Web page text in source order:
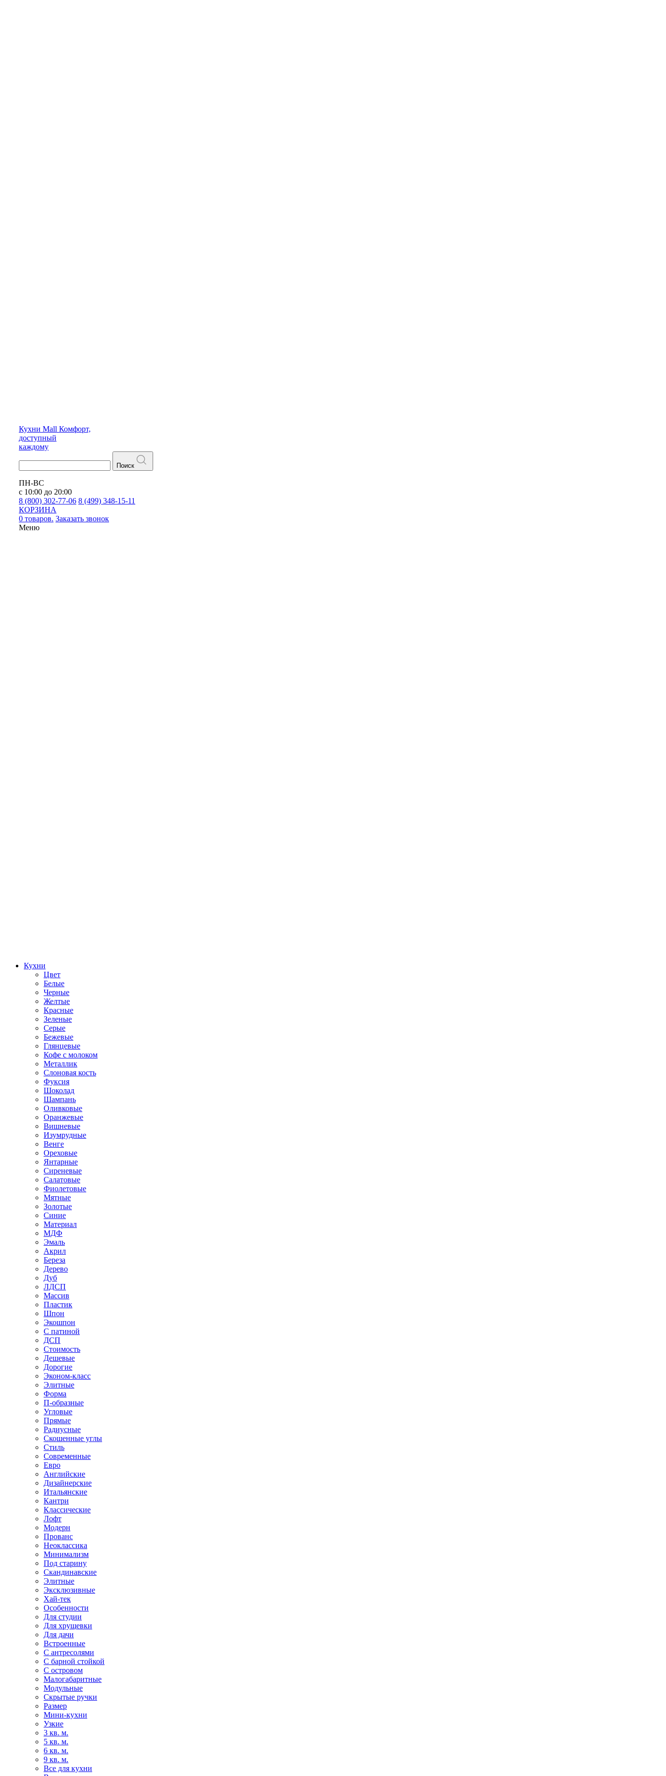
Кухни Mall Комфорт,
доступный
каждому
Поиск
ПН-ВС
с 10:00 до 20:00
8 (800) 302-77-06 8 (499) 348-15-11
КОРЗИНА
0 товаров. Заказать звонок
Меню
Кухни
Цвет
Белые
Черные
Желтые
Красные
Зеленые
Серые
Бежевые
Глянцевые
Кофе с молоком
Металлик
Слоновая кость
Фуксия
Шоколад
Шампань
Оливковые
Оранжевые
Вишневые
Изумрудные
Венге
Ореховые
Янтарные
Сиреневые
Салатовые
Фиолетовые
Мятные
Золотые
Синие
Материал
МДФ
Эмаль
Акрил
Береза
Дерево
Дуб
ЛДСП
Массив
Пластик
Шпон
Экошпон
С патиной
ДСП
Стоимость
Дешевые
Дорогие
Эконом-класс
Элитные
Форма
П-образные
Угловые
Прямые
Радиусные
Скошенные углы
Стиль
Современные
Евро
Английские
Дизайнерские
Итальянские
Кантри
Классические
Лофт
Модерн
Прованс
Неоклассика
Минимализм
Под старину
Скандинавские
Элитные
Эксклюзивные
Хай-тек
Особенности
Для студии
Для хрущевки
Для дачи
Встроенные
С антресолями
С барной стойкой
С островом
Малогабаритные
Модульные
Скрытые ручки
Размер
Мини-кухни
Узкие
3 кв. м.
5 кв. м.
6 кв. м.
9 кв. м.
Все для кухни